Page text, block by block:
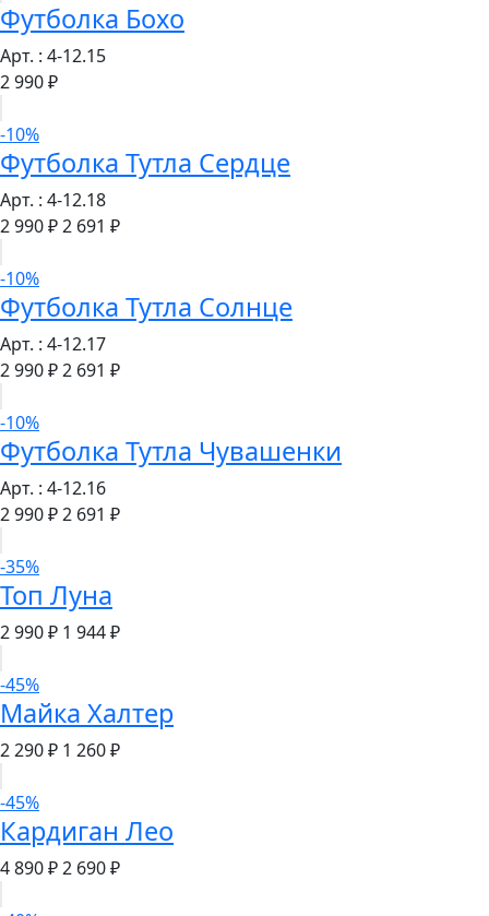
Футболка Бохо
Арт. : 4-12.15
2 990 ₽
-10%
Футболка Тутла Сердце
Арт. : 4-12.18
2 990 ₽2 691 ₽
-10%
Футболка Тутла Солнце
Арт. : 4-12.17
2 990 ₽2 691 ₽
-10%
Футболка Тутла Чувашенки
Арт. : 4-12.16
2 990 ₽2 691 ₽
-35%
Топ Луна
2 990 ₽ 1 944 ₽
-45%
Майка Халтер
2 290 ₽ 1 260 ₽
-45%
Кардиган Лео
4 890 ₽2 690 ₽